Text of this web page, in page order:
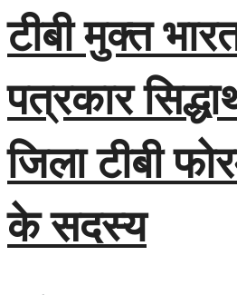
टीबी मुक्त
पत्रकार
जिला टीबी
के सदस्य